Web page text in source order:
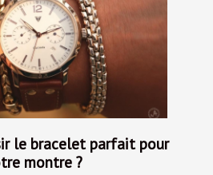
le bracelet parfait pour
montre ?